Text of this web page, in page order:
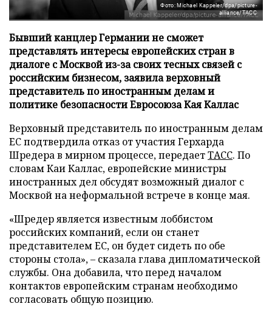
Фото: Michael Kappeler/dpa/picture-
alliance/ТАСС
Бывший канцлер Германии не сможет
представлять интересы европейских стран в
диалоге с Москвой из-за своих тесных связей с
российским бизнесом, заявила верховный
представитель по иностранным делам и
политике безопасности Евросоюза Кая Каллас
Верховный представитель по иностранным делам
ЕС подтвердила отказ от участия Герхарда
Шредера в мирном процессе, передаетТАСС. По
словам Каи Каллас, европейские министры
иностранных дел обсудят возможный диалог с
Москвой на неформальной встрече в конце мая.
«Шредер является известным лоббистом
российских компаний, если он станет
представителем ЕС, он будет сидеть по обе
стороны стола», – сказала глава дипломатической
службы. Она добавила, что перед началом
контактов европейским странам необходимо
согласовать общую позицию.